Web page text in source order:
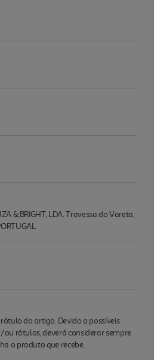
& BRIGHT, LDA. Travessa do Vareta,
do artigo. Devido a possíveis
rótulos, deverá considerar sempre
o produto que recebe.